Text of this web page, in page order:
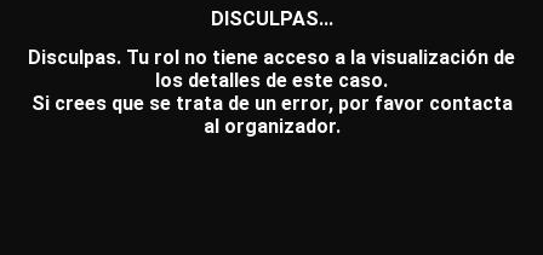
DISCULPAS...
Disculpas. Tu rol no tiene acceso a la visualización de
los detalles de este caso.
Si crees que se trata de un error, por favor contacta
al organizador.